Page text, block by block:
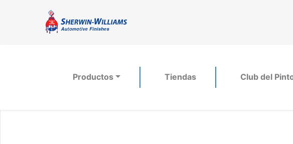
Productos Tiendas Club del